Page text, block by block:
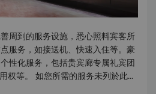
周到的服务设施，悉心照料宾客所
服务，如接送机、快速入住等。豪
性化服务，包括贵宾廊专属礼宾团
权等。 如您所需的服务未列於此，